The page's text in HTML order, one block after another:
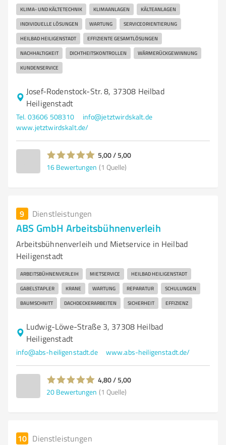
KLIMA- UND KÄLTETECHNIK KLIMAANLAGEN KÄLTEANLAGEN
INDIVIDUELLE LÖSUNGEN WARTUNG SERVICEORIENTIERUNG
HEILBAD HEILIGENSTADT EFFIZIENTE GESAMTLÖSUNGEN
NACHHALTIGKEIT DICHTHEITSKONTROLLEN WÄRMERÜCKGEWINNUNG
KUNDENSERVICE
Josef-Rodenstock-Str. 8, 37308 Heilbad
Heiligenstadt
Tel. 03606 508310
info@jetztwirdskalt.de
www.jetztwirdskalt.de/
5,00 / 5,00
16 Bewertungen (1 Quelle)
9 Dienstleistungen
ABS GmbH Arbeitsbühnenverleih
Arbeitsbühnenverleih und Mietservice in Heilbad
Heiligenstadt
ARBEITSBÜHNENVERLEIH MIETSERVICE HEILBAD HEILIGENSTADT
GABELSTAPLER KRANE WARTUNG REPARATUR SCHULUNGEN
BAUMSCHNITT DACHDECKERARBEITEN SICHERHEIT EFFIZIENZ
Ludwig-Löwe-Straße 3, 37308 Heilbad
Heiligenstadt
info@abs-heiligenstadt.de www.abs-heiligenstadt.de/
4,80 / 5,00
20 Bewertungen (1 Quelle)
10 Dienstleistungen